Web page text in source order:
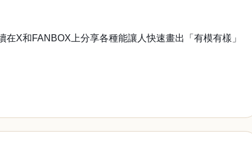
X和FANBOX上分享各種能讓人快速畫出「有模有樣」